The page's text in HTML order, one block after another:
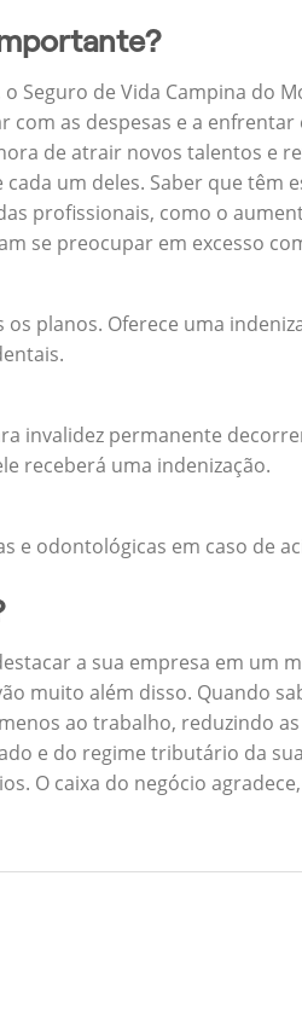
Seguro de Vida Campina do
as despesas e a
de atrair novos talentos e
um deles. Saber que têm
profissionais, como o
se preocupar em excesso
planos. Oferece uma
invalidez permanente
receberá uma indenização.
e odontológicas em caso de
a sua empresa em um
muito além disso. Quando
ao trabalho, reduzindo
e do regime tributário da
O caixa do negócio